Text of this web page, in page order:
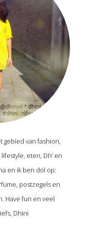
gebied van fashion,
eten, DIY en
en ik ben dol op:
postzegels en
Have fun en veel
Dhini